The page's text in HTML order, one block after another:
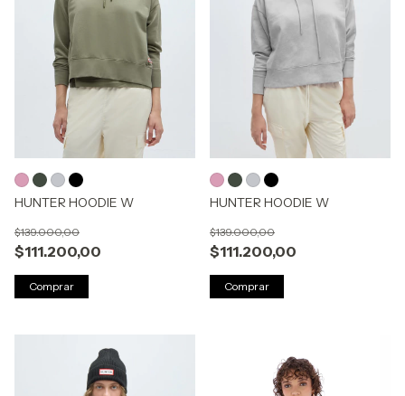
HUNTER HOODIE W
$111.200,00
$139.000,00
Comprar
HUNTER HOODIE W
$111.200,00
$139.000,00
Comprar